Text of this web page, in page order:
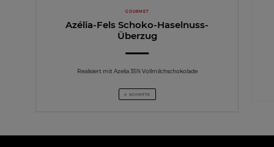
GOURMET
Azélia-Fels Schoko-Haselnuss-
Überzug
Realisiert mit Azelia 35% Vollmilchschokolade
4 SCHRITTE